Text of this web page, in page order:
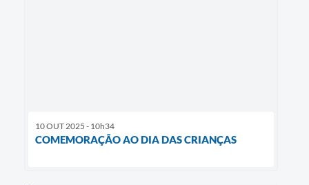
10 OUT 2025 - 10h34
COMEMORAÇÃO AO DIA DAS CRIANÇAS